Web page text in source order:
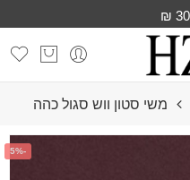
משי סטון ווש סגול כהה
-5%